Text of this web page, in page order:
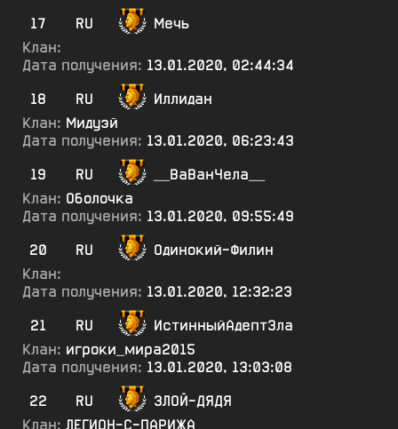
17
RU
Мечь
Клан:
Дата получения: 13.01.2020, 02:44:34
18
RU
Иллидан
Клан: Мидуэй
Дата получения: 13.01.2020, 06:23:43
19
RU
__ВаВанЧела__
Клан: Оболочка
Дата получения: 13.01.2020, 09:55:49
20
RU
Одинокий-Филин
Клан:
Дата получения: 13.01.2020, 12:32:23
21
RU
ИстинныйАдептЗла
Клан: игроки_мира2015
Дата получения: 13.01.2020, 13:03:08
22
RU
ЗЛОЙ-ДЯДЯ
Клан: ЛЕГИОН-С-ПАРИЖА